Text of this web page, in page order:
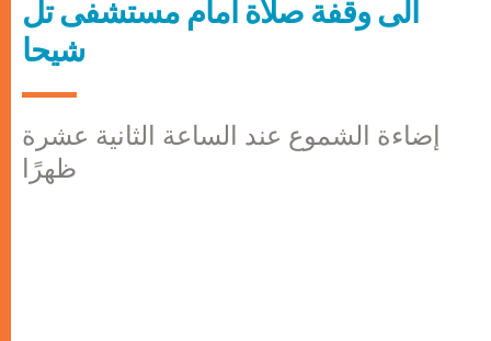
الى وقفة صلاة امام مستشفى تل
شيحا
إضاءة الشموع عند الساعة الثانية عشرة
ظهرًا